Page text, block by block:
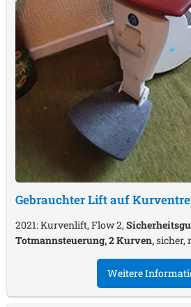
Gebrauchter Lift auf
2021: Kurvenlift, Flow 2,
Totmannsteuerung, 2 Kurven,sicher,
Weitere